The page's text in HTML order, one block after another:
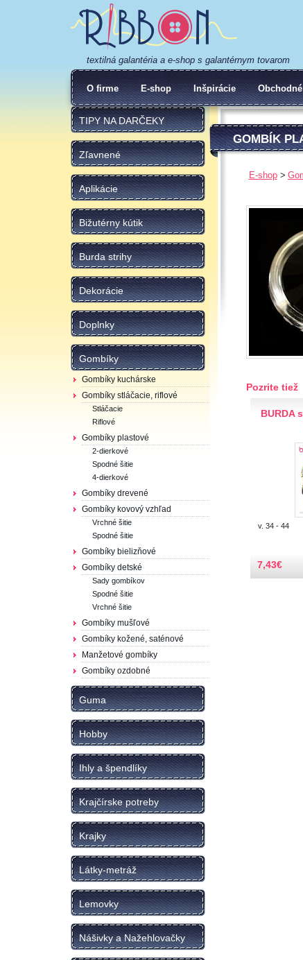
textilná galantéria a e-shop s galantérnym tovarom
O firme E-shop Inšpirácie
TIPY NA DARČEKY
Zľavnené
Aplikácie
Bižutérny kútik
Burda strihy
Dekorácie
Doplnky
Gombíky
Gombíky kuchárske
Gombíky stláčacie, riflové
Stláčacie
Riflové
Gombíky plastové
2-dierkové
Spodné šitie
4-dierkové
Gombíky drevené
Gombíky kovový vzhľad
Vrchné šitie
Spodné šitie
Gombíky bielizňové
Gombíky detské
Sady gombíkov
Spodné šitie
Vrchné šitie
Gombíky mušľové
Gombíky kožené, saténové
Manžetové gombíky
Gombíky ozdobné
Guma
Hobby
Ihly a špendlíky
Krajčírske potreby
Krajky
Látky-metráž
Lemovky
Nášivky a Nažehlovačky
GOMBÍK
E-shop
Pozrite tiež
BURDA
v. 34 - 44
7,43€